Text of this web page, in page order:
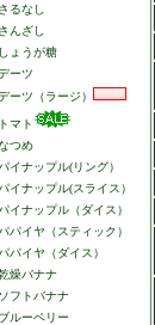
さるなし
さんざし
しょうが糖
ーツ
ーツ（ラージ）
トマト
つめ
パイナップル(リング）
パイナップル(スライス）
パイナップル（ダイス）
パパイヤ（スティック）
パパイヤ（ダイス）
燥バナナ
ソフトバナナ
ブルーベリー